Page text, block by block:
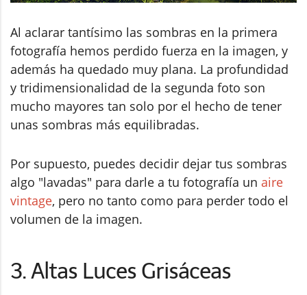
Al aclarar tantísimo las sombras en la primera
fotografía hemos perdido fuerza en la imagen, y
además ha quedado muy plana. La profundidad
y tridimensionalidad de la segunda foto son
mucho mayores tan solo por el hecho de tener
unas sombras más equilibradas.
Por supuesto, puedes decidir dejar tus sombras
algo "lavadas" para darle a tu fotografía un aire
vintage, pero no tanto como para perder todo el
volumen de la imagen.
3. Altas Luces Grisáceas